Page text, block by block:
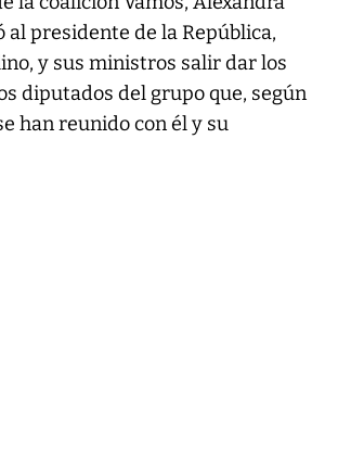
al presidente de la República,
y sus ministros salir dar los
diputados del grupo que, según
han reunido con él y su